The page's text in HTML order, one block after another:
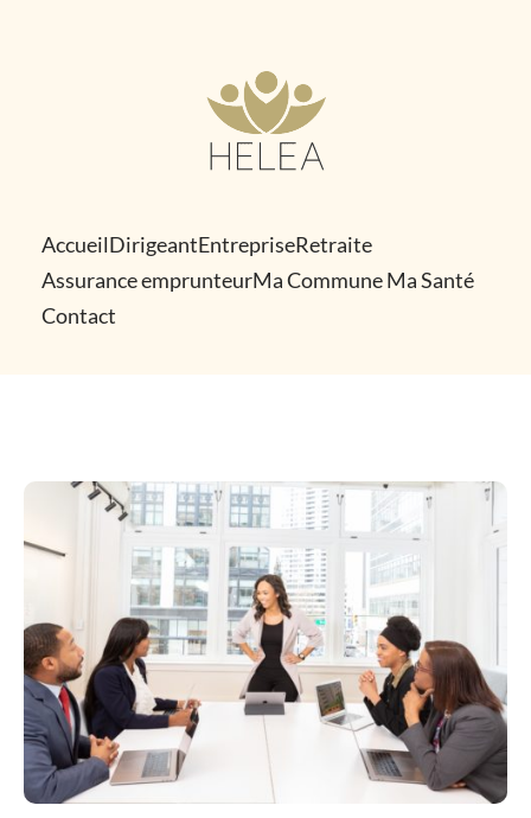
AccueilDirigeantEntrepriseRetraite
Assurance emprunteurMa Commune Ma Santé
Contact